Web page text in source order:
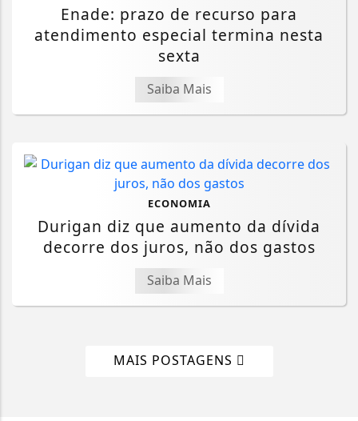
Enade: prazo de recurso para
atendimento especial termina nesta
sexta
Saiba Mais
ECONOMIA
Durigan diz que aumento da dívida
decorre dos juros, não dos gastos
Saiba Mais
MAIS POSTAGENS